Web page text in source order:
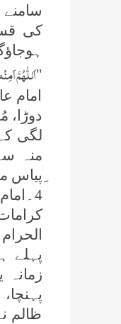
سامنے
کی
"اَللّٰھُمَّ
امام
دوڑا،
لگی
منہ
ِپیاس
پہلے
ظالم